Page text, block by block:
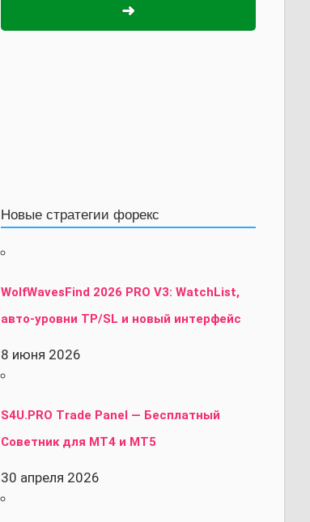
➜
Новые стратегии форекс
WolfWavesFind 2026 PRO V3: WatchList,
авто-уровни TP/SL и новый интерфейс
8 июня 2026
S4U.PRO Trade Panel — Бесплатный
Советник для MT4 и MT5
30 апреля 2026